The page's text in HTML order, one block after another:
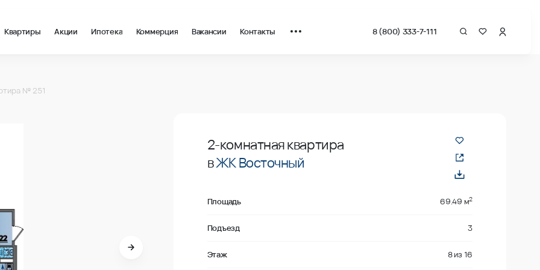
Квартиры Акции Ипотека Коммерция Вакансии Контакты 8 (800) 333-7-111
№ 251
2-комнатная квартира
вЖК Восточный
Площадь 69.49 м2
Подъезд 3
Этаж 8из 16